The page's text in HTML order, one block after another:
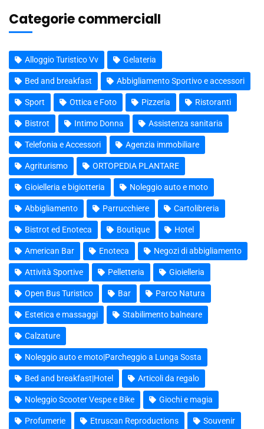
Categorie commercialI
Alloggio Turistico Vv Gelateria
Bed and breakfast Abbigliamento Sportivo e accessori
Sport Ottica e Foto Pizzeria Ristoranti
Bistrot Intimo Donna Assistenza sanitaria
Telefonia e Accessori Agenzia immobiliare
Agriturismo ORTOPEDIA PLANTARE
Gioielleria e bigiotteria Noleggio auto e moto
Abbigliamento Parrucchiere Cartolibreria
Bistrot ed Enoteca Boutique Hotel
American Bar Enoteca Negozi di abbigliamento
Attività Sportive Pelletteria Gioielleria
Open Bus Turistico Bar Parco Natura
Estetica e massaggi Stabilimento balneare
Calzature
Noleggio auto e moto|Parcheggio a Lunga Sosta
Bed and breakfast|Hotel Articoli da regalo
Noleggio Scooter Vespe e Bike Giochi e magia
Profumerie Etruscan Reproductions Souvenir